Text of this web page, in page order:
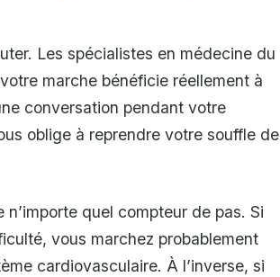
Les spécialistes en médecine du
marche bénéficie réellement à
conversation pendant votre
oblige à reprendre votre souffle de
quel compteur de pas. Si
vous marchez probablement
cardiovasculaire. À l’inverse, si